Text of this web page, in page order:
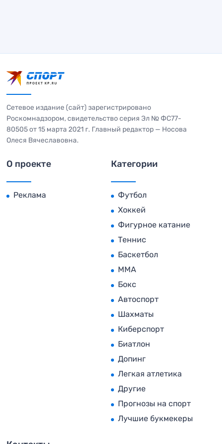
Сетевое издание (сайт) зарегистрировано
Роскомнадзором, свидетельство серия Эл № ФС77-
80505 от 15 марта 2021 г. Главный редактор — Носова
Олеся Вячеславовна.
О проекте
Реклама
Категории
Футбол
Хоккей
Фигурное катание
Теннис
Баскетбол
MMA
Бокс
Автоспорт
Шахматы
Киберспорт
Биатлон
Допинг
Легкая атлетика
Другие
Прогнозы на спорт
Лучшие букмекеры